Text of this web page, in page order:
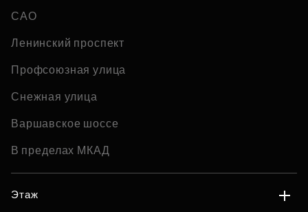
САО
Ленинский проспект
Профсоюзная улица
Снежная улица
Варшавское шоссе
В пределах МКАД
Этаж